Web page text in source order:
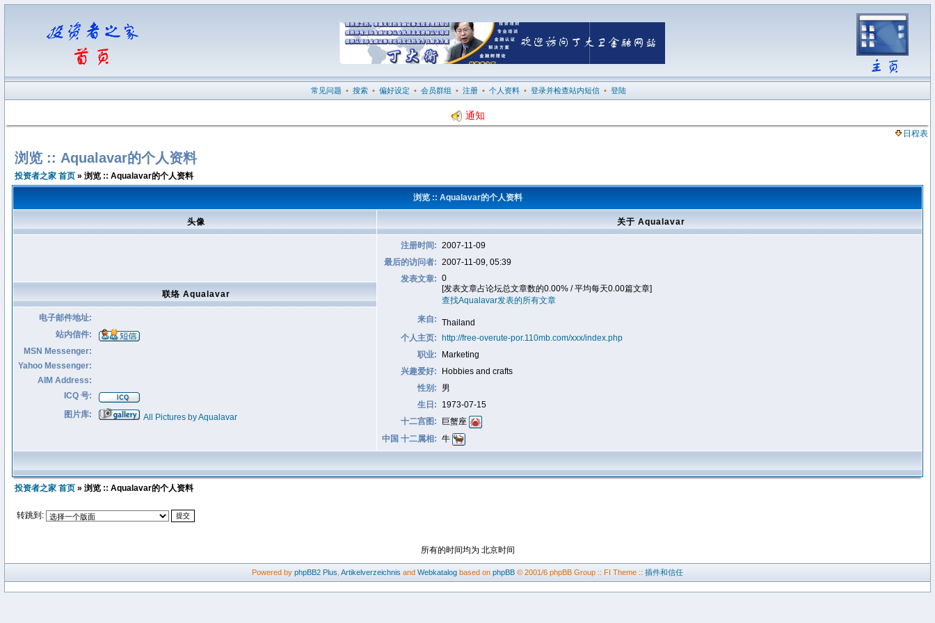
常见问题 • 搜索 • 偏好设定 • 会员群组 • 注册 • 个人资料 • 登录并检查站内短信 • 登陆
通知
日程表
浏览 :: Aqualavar的个人资料
投资者之家 首页 » 浏览 :: Aqualavar的个人资料
浏览 :: Aqualavar的个人资料
头像 关于 Aqualavar
注册时间: 2007-11-09
最后的访问者: 2007-11-09, 05:39
发表文章: 0
[发表文章占论坛总文章数的0.00% / 平均每天0.00篇文章]
查找Aqualavar发表的所有文章
来自: Thailand
个人主页:
http://free-overute-por.110mb.com/xxx/index.php
职业:
Marketing
兴趣爱好:
Hobbies and crafts
性别:
男
生日:
1973-07-15
十二宫图:
巨蟹座
中国 十二属相: 牛
联络 Aqualavar
电子邮件地址:
站内信件:
MSN Messenger:
Yahoo Messenger:
AIM Address:
ICQ 号:
图片库:
All Pictures by Aqualavar
投资者之家 首页 » 浏览 :: Aqualavar的个人资料
转跳到:
所有的时间均为 北京时间
Powered by phpBB2 Plus Artikelverzeichnis and Webkatalog based on phpBB © 2001/6 phpBB Group :: FI Theme :: 插件和信任